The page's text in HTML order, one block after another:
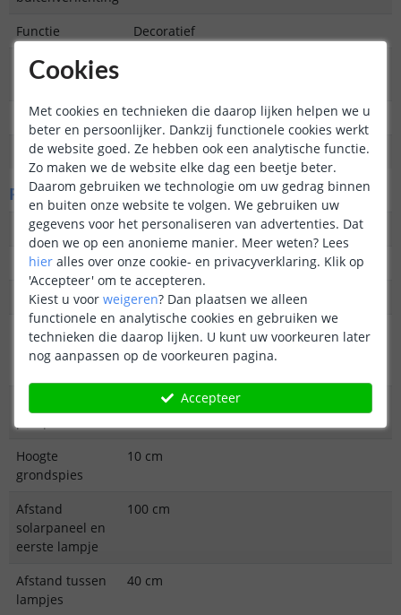
Functie
Decoratief
Aantal lampen in
IP waarde
IP44 (Geschikt voor buiten)
Garantie
2 jaar
Fysieke kenmerken
Vormgeving/stijl
Feestelijk/Halloween
Materiaal
Kunststof
Kleur
Zwart/oranje
Totale hoogte
inclusief
36 cm
11 cm
Hoogte
grondspies
10 cm
Afstand
solarpaneel en
eerste lampje
100 cm
Afstand tussen
lampjes
40 cm
Cookies
Met cookies en technieken die daarop lijken helpen we u
beter en persoonlijker. Dankzij functionele cookies werkt
de website goed. Ze hebben ook een analytische functie.
Zo maken we de website elke dag een beetje beter.
Daarom gebruiken we technologie om uw gedrag binnen
en buiten onze website te volgen. We gebruiken uw
gegevens voor het personaliseren van advertenties. Dat
doen we op een anonieme manier. Meer weten? Lees
hier alles over onze cookie- en privacyverklaring. Klik op
'Accepteer' om te accepteren.
Kiest u voor weigeren? Dan plaatsen we alleen
functionele en analytische cookies en gebruiken we
technieken die daarop lijken. U kunt uw voorkeuren later
nog aanpassen op de voorkeuren pagina.
Accepteer